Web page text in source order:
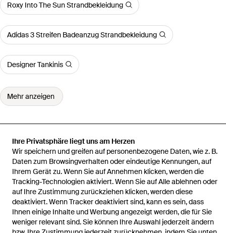
Ihre Privatsphäre liegt uns am Herzen
Wir speichern und greifen auf personenbezogene Daten, wie z. B.
Daten zum Browsingverhalten oder eindeutige Kennungen, auf
Ihrem Gerät zu. Wenn Sie auf Annehmen klicken, werden die
Tracking-Technologien aktiviert. Wenn Sie auf Alle ablehnen oder
auf Ihre Zustimmung zurückziehen klicken, werden diese
deaktiviert. Wenn Tracker deaktiviert sind, kann es sein, dass
Ihnen einige Inhalte und Werbung angezeigt werden, die für Sie
weniger relevant sind. Sie können Ihre Auswahl jederzeit ändern
Roxy Into The Sun Strandbekleidung
Adidas 3 Streifen Badeanzug Strandbekleidung
Designer Tankinis
Mehr anzeigen
Startseite Damen Bademode Bikinitop Jolly
Hilfe und Informationen